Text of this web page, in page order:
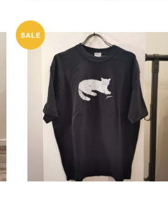
エーゲ海 おすましネコptT(8214C
026) GRIN グリン
SOLD OUT